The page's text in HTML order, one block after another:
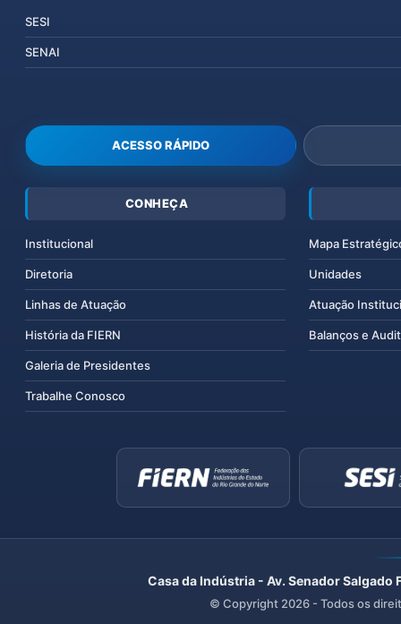
SESI
SENAI
ACESSO RÁPIDO
CONHEÇA
Institucional
Diretoria
Linhas de Atuação
História da FIERN
Galeria de Presidentes
Trabalhe Conosco
Mapa
Unidades
Atuação
Balanços e
Casa da Indústria - Av. Senador
© Copyright 2026 - Todos os